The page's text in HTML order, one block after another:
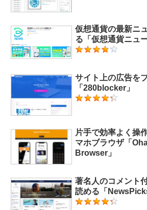
仮想通貨の最新ニ
る「仮想通貨ニュー
サイト上の広告を
「280blocker」
片手で効率よく操
マホブラウザ「
Browser」
著名人のコメント
読める「